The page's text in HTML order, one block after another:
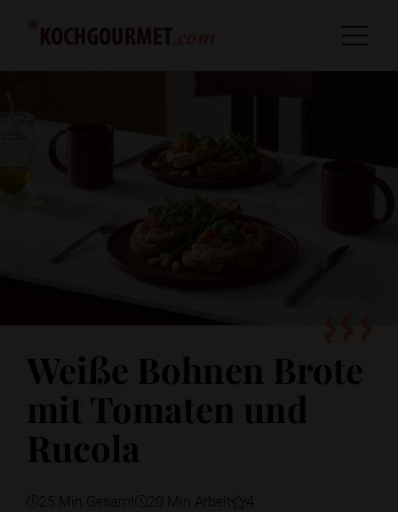
Weiße Bohnen Brote
mit Tomaten und
Rucola
25 Min Gesamt 20 Min Arbeit 4